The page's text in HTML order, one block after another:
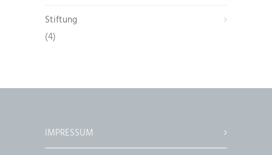
Stiftung
(4)
IMPRESSUM